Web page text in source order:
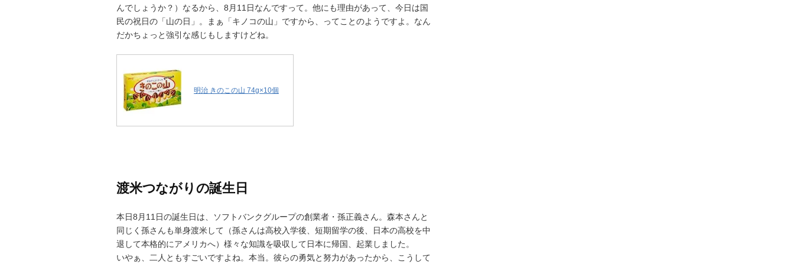
んでしょうか？）なるから、8月11日なんですって。他にも理由があって、今日は国
民の祝日の「山の日」。まぁ「キノコの山」ですから、ってことのようですよ。なん
だかちょっと強引な感じもしますけどね。
明治 きのこの山 74g×10個
渡米つながりの誕生日
本日8月11日の誕生日は、ソフトバンクグループの創業者・孫正義さん。森本さんと
同じく孫さんも単身渡米して（孫さんは高校入学後、短期留学の後、日本の高校を中
退して本格的にアメリカへ）様々な知識を吸収して日本に帰国、起業しました。
いやぁ、二人ともすごいですよね。本当。彼らの勇気と努力があったから、こうして